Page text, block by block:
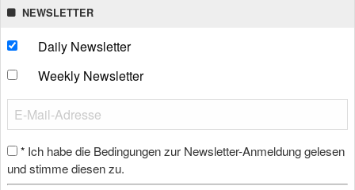
NEWSLETTER
Daily Newsletter
Weekly Newsletter
* Ich habe die Bedingungen zur Newsletter-Anmeldung gelesen
und stimme diesen zu.